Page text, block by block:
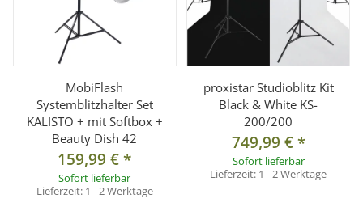
MobiFlash
Systemblitzhalter Set
KALISTO + mit Softbox +
Beauty Dish 42
159,99 €*
Sofort lieferbar
Lieferzeit: 1 - 2 Werktage
proxistar Studioblitz Kit
Black & White KS-
200/200
749,99 €*
Sofort lieferbar
Lieferzeit: 1 - 2 Werktage